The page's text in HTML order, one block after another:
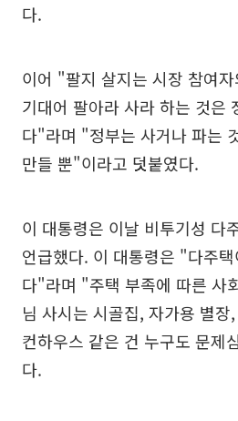
다.
이어 "팔지 살지는 시장 참여
기대어 팔아라 사라 하는 것은
다"라며 "정부는 사거나 파는
만들 뿐"이라고 덧붙였다.
이 대통령은 이날 비투기성 다
언급했다. 이 대통령은 "다주
다"라며 "주택 부족에 따른 사
님 사시는 시골집, 자가용 별
컨하우스 같은 건 누구도 문제
다.